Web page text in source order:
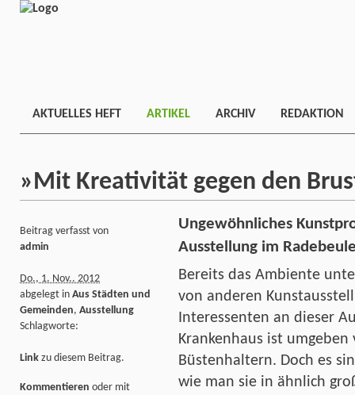
AKTUELLES HEFT ARTIKEL ARCHIV REDAKTION
»Mit Kreativität gegen den
Ungewöhnliches
Ausstellung im
Bereits das Ambiente
von anderen
Interessenten an dieser
Krankenhaus ist
Büstenhaltern. Doch es
wie man sie in ähnlich
Beitrag verfasst von
admin
Do., 1. Nov.. 2012
abgelegt in Aus Städten und
Gemeinden, Ausstellung
Schlagworte:
Link zu diesem Beitrag.
Kommentieren oder mit